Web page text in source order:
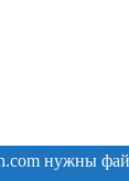
нужны